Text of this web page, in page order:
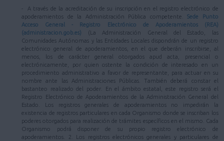
- A través de la acreditación de su inscripción en el registro electrónico de
apoderamientos de la Administración Pública competente.Sede Punto
Acceso General - Registro Electrónico de Apoderamientos (REA)
(administracion.gob.es)
(La Administración General del Estado, las
Comunidades Autónomas y las Entidades Locales dispondrán de un registro
electrónico general de apoderamientos, en el que deberán inscribirse, al
menos, los de carácter general otorgados apud acta, presencial o
electrónicamente, por quien ostente la condición de interesado en un
procedimiento administrativo a favor de representante, para actuar en su
nombre ante las Administraciones Públicas. También deberá constar el
bastanteo realizado del poder. En el ámbito estatal, este registro será el
Registro Electrónico de Apoderamientos de la Administración General del
Estado. Los registros generales de apoderamientos no impedirán la
existencia de registros particulares en cada Organismo donde se inscriban los
poderes otorgados para realización de trámites específicos en el mismo. Cada
Organismo podrá disponer de su propio registro electrónico de
apoderamientos. 2. Los registros electrónicos generales y particulares de